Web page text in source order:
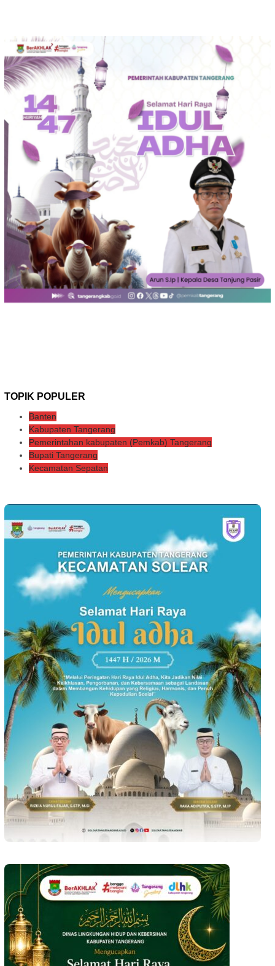
TOPIK POPULER
Banten
Kabupaten Tangerang
Pemerintahan kabupaten (Pemkab) Tangerang
Bupati Tangerang
Kecamatan Sepatan